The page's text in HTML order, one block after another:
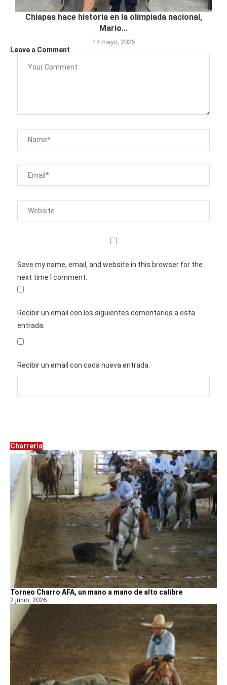
Chiapas hace historia en la olimpiada nacional,
Mario...
14 mayo, 2026
Leave a Comment
Save my name, email, and website in this browser for the
next time I comment.
Recibir un email con los siguientes comentarios a esta
entrada.
Recibir un email con cada nueva entrada.
Charrería
Torneo Charro AFA, un mano a mano de alto calibre
2 junio, 2026